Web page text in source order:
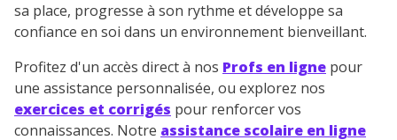
sa place, progresse à son rythme et développe sa
confiance en soi dans un environnement bienveillant.
Profitez d'un accès direct à nos Profs en ligne pour
une assistance personnalisée, ou explorez nos
exercices et corrigés pour renforcer vos
connaissances. Notre assistance scolaire en ligne